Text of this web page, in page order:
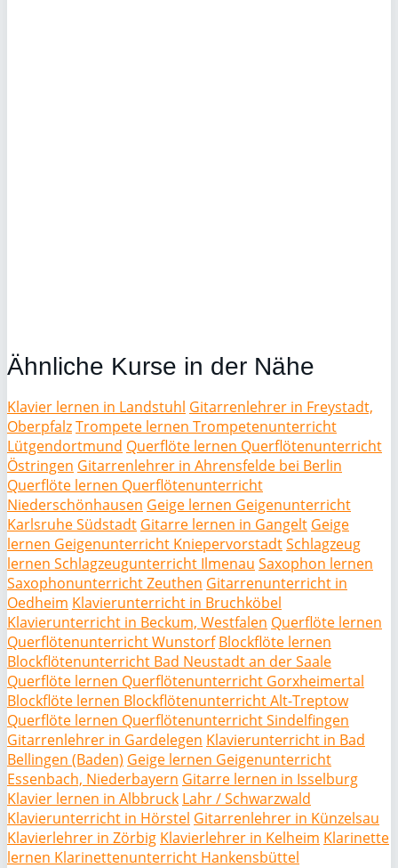
Ähnliche Kurse in der Nähe
Klavier lernen in Landstuhl Gitarrenlehrer in Freystadt,
OberpfalzTrompete lernen Trompetenunterricht
Lütgendortmund Querflöte lernen Querflötenunterricht
Östringen Gitarrenlehrer in Ahrensfelde bei Berlin
Querflöte lernen Querflötenunterricht
Niederschönhausen Geige lernen Geigenunterricht
Karlsruhe Südstadt Gitarre lernen in Gangelt Geige
lernen Geigenunterricht KniepervorstadtSchlagzeug
lernen Schlagzeugunterricht Ilmenau Saxophon lernen
Saxophonunterricht Zeuthen Gitarrenunterricht in
Oedheim Klavierunterricht in Bruchköbel
Klavierunterricht in Beckum, Westfalen Querflöte lernen
Querflötenunterricht Wunstorf Blockflöte lernen
Blockflötenunterricht Bad Neustadt an der Saale
Querflöte lernen Querflötenunterricht Gorxheimertal
Blockflöte lernen Blockflötenunterricht Alt-Treptow
Querflöte lernen Querflötenunterricht Sindelfingen
Gitarrenlehrer in Gardelegen Klavierunterricht in Bad
Bellingen (Baden) Geige lernen Geigenunterricht
Essenbach, Niederbayern Gitarre lernen in Isselburg
Klavier lernen in Albbruck Lahr / Schwarzwald
Klavierunterricht in Hörstel Gitarrenlehrer in Künzelsau
Klavierlehrer in Zörbig Klavierlehrer in Kelheim Klarinette
lernen Klarinettenunterricht Hankensbüttel